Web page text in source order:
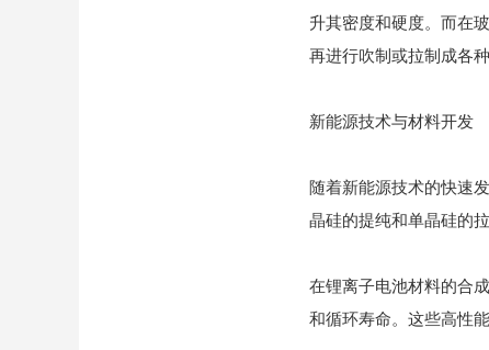
升其密度和硬度。而在
再进行吹制或拉制成各
新能源技术与材料开发
随着新能源技术的快速
晶硅的提纯和单晶硅的
在锂离子电池材料的合
和循环寿命。这些高性